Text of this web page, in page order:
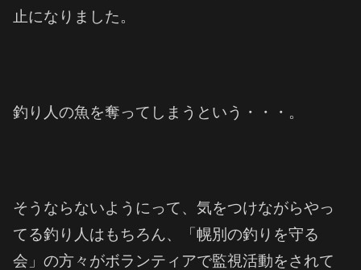
止になりました。
釣り人の魚を奪ってしまうという・・・。
そうならないようにって、気をつけながらやっ
てる釣り人はもちろん、「幌別の釣りを守る
会」の方々がボランティアで監視活動をされて